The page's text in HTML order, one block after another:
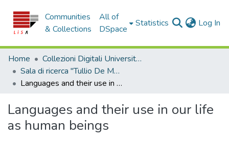
Communities
& Collections
All of
DSpace
Statistics Log In
Home
Collezioni Digitali Università della Calabria
Sala di ricerca "Tullio De Mauro"
Languages and their use in our life as human beings
Languages and their use in our life
as human beings